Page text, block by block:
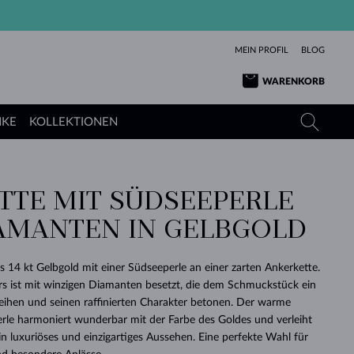
MEIN PROFIL BLOG
WARENKORB
RICHTIGEN
DURCHSEHEN
LIEBE
DURCHSEHEN
GELBGOLD
ROSÉGOLD
ANGEBOT
DURCHSEHEN
TANSANITE
TOPASE
TURMALINE
MOLDAVITE
HOCHZEITSOHRRINGE
SCHÖN
DURCHSEHEN
TURMALINE
MOLDAVITE
MINERALKETTEN
PERLEN ANHÄNGER
GELBGOLD
SIMPLEN
DINGE
ARMBÄNDER
DURCHSEHEN
PERLEN
DURCHSEHEN
SAPHIRE
SMARAGDE
MOLDAVITE
MINERALIEN
HOCHZEITSSCHMUCK
GELBGOLD
KLENOTA
DURCHSEHEN
SCHENKEN
DURCHSEHEN
KOLLEKTIONEN
KOLLEKTIONEN
DURCHSEHEN
MIT SÜDSEEPERLE
IN GELBGOLD
14 kt Gelbgold mit einer Südseeperle an einer zarten Ankerkette.
ist mit winzigen Diamanten besetzt, die dem Schmuckstück ein
und seinen raffinierten Charakter betonen. Der warme
harmoniert wunderbar mit der Farbe des Goldes und verleiht
luxuriöses und einzigartiges Aussehen. Eine perfekte Wahl für